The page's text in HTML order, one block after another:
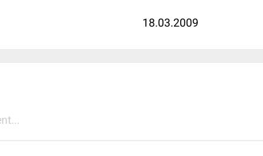
18.03.2009